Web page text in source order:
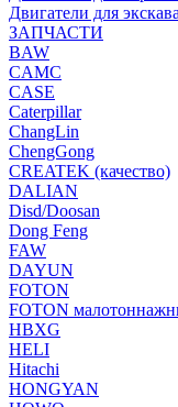
Двигатели для
ЗАПЧАСТИ
BAW
CAMC
CASE
Caterpillar
ChangLin
ChengGong
CREATEK (качество)
DALIAN
Disd/Doosan
Dong Feng
FAW
DAYUN
FOTON
FOTON
HBXG
HELI
Hitachi
HONGYAN